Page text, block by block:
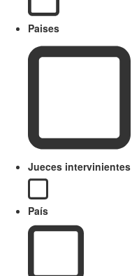
Paises
Jueces intervinientes
País